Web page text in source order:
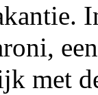
met